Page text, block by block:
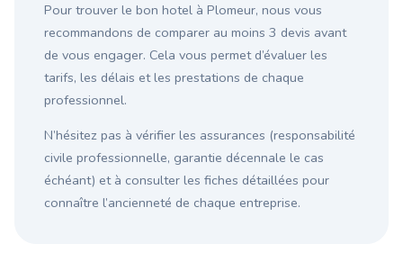
Pour trouver le bon hotel à Plomeur, nous vous
recommandons de comparer au moins 3 devis avant
de vous engager. Cela vous permet d’évaluer les
tarifs, les délais et les prestations de chaque
professionnel.
N’hésitez pas à vérifier les assurances (responsabilité
civile professionnelle, garantie décennale le cas
échéant) et à consulter les fiches détaillées pour
connaître l’ancienneté de chaque entreprise.